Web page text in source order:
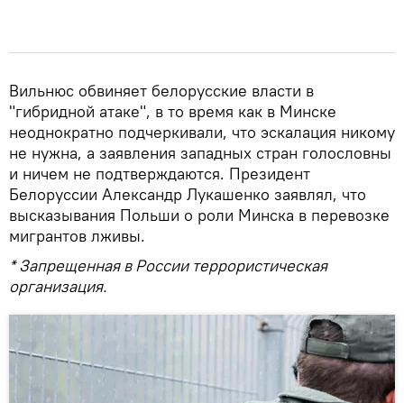
Вильнюс обвиняет белорусские власти в
"гибридной атаке", в то время как в Минске
неоднократно подчеркивали, что эскалация никому
не нужна, а заявления западных стран голословны
и ничем не подтверждаются. Президент
Белоруссии Александр Лукашенко заявлял, что
высказывания Польши о роли Минска в перевозке
мигрантов лживы.
* Запрещенная в России террористическая
организация.